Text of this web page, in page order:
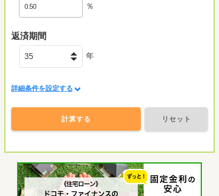
％
返済期間
年
詳細条件を設定する
計算する リセット